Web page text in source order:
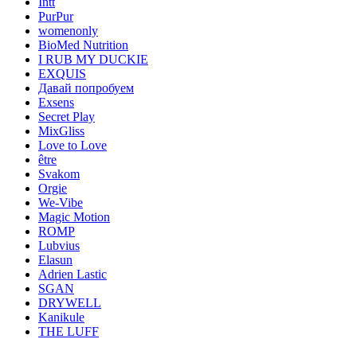
PurPur
womenonly
BioMed Nutrition
I RUB MY DUCKIE
EXQUIS
Давай попробуем
Exsens
Secret Play
MixGliss
Love to Love
être
Svakom
Orgie
We-Vibe
Magic Motion
ROMP
Lubvius
Elasun
Adrien Lastic
SGAN
DRYWELL
Kanikule
THE LUFF